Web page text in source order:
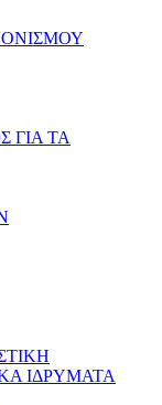
ΓΙΑ ΤΑ
ΙΔΡΥΜΑΤΑ